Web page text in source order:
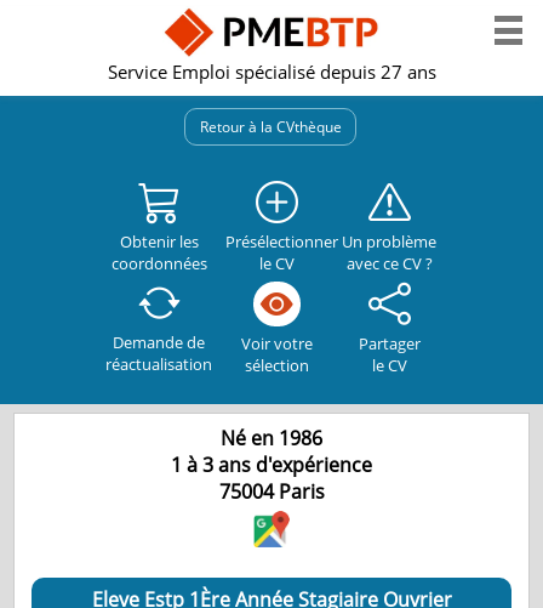
Service Emploi spécialisé depuis 27 ans
Retour à la CVthèque
Obtenir les
coordonnées
Présélectionner
le CV
Un problème
avec ce CV ?
Demande de
réactualisation
Voir votre
sélection
Partager
le CV
Né en 1986
1 à 3 ans d'expérience
75004 Paris
Eleve Estp 1Ère Année Stagiaire Ouvrier